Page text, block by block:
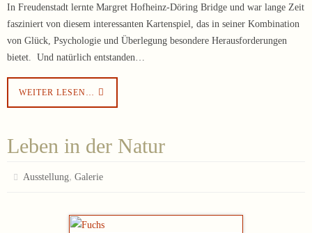
In Freudenstadt lernte Margret Hofheinz-Döring Bridge und war lange Zeit
fasziniert von diesem interessanten Kartenspiel, das in seiner Kombination
von Glück, Psychologie und Überlegung besondere Herausforderungen
bietet. Und natürlich entstanden…
WEITER LESEN…
Leben in der Natur
Ausstellung,Galerie